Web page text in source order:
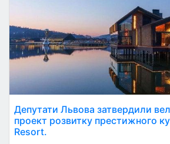
Депутати Львова затвердили
проект розвитку престижного
Resort.